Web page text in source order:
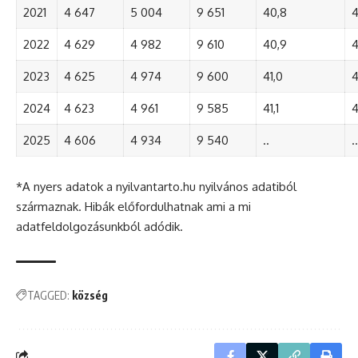
2021 4 647 5 004 9 651 40,8
2022 4 629 4 982 9 610 40,9
2023 4 625 4 974 9 600 41,0
2024 4 623 4 961 9 585 41,1
2025 4 606 4 934 9 540 .. ..
*A nyers adatok a nyilvantarto.hu nyilvános adatiból
származnak. Hibák előfordulhatnak ami a mi
adatfeldolgozásunkból adódik.
TAGGED: község